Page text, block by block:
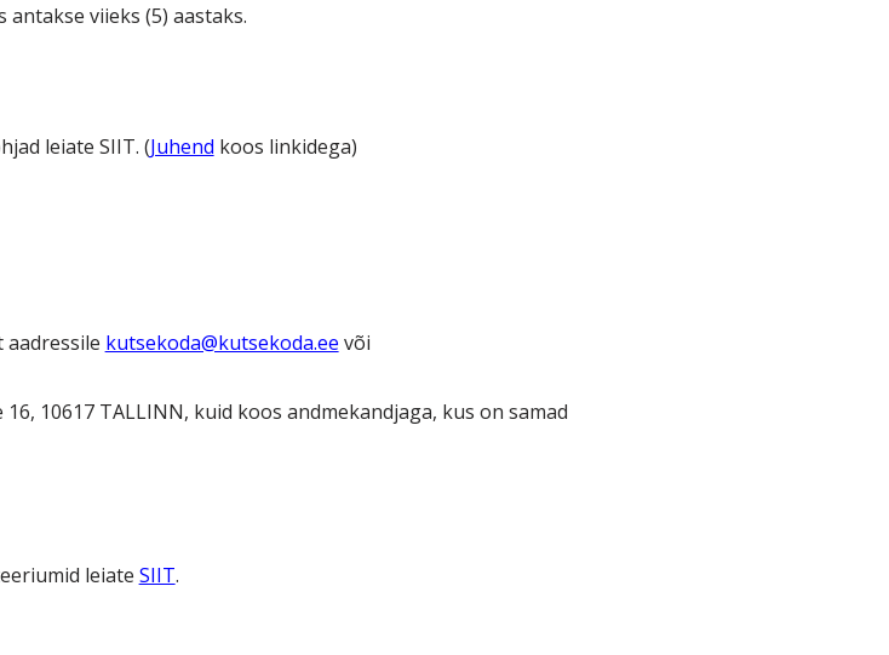
viieks (5) aastaks.
leiate SIIT. (Juhend koos linkidega)
kutsekoda@kutsekoda.ee või
10617 TALLINN, kuid koos andmekandjaga, kus on samad
leiate SIIT.